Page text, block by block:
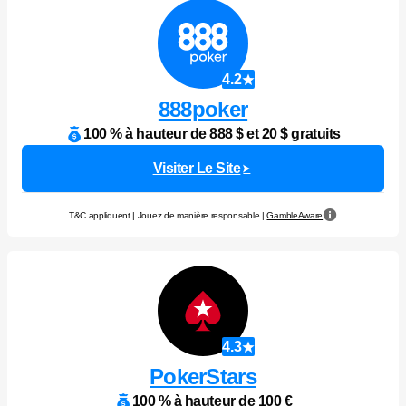
4.2
888poker
100 % à hauteur de 888 $ et 20 $ gratuits
Visiter Le Site
T&C appliquent | Jouez de manière responsable |GambleAware
4.3
PokerStars
100 % à hauteur de 100 €